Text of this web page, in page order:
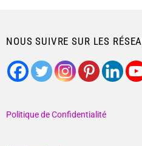
NOUS SUIVRE SUR LES
Politique de Confidentialité